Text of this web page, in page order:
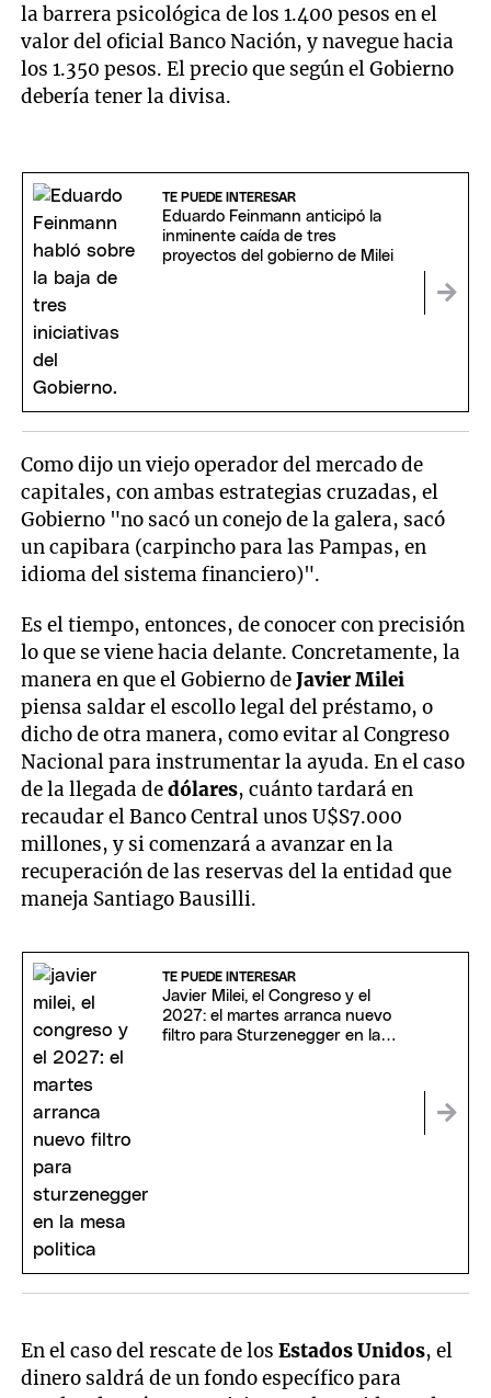
la barrera psicológica de los 1.400 pesos en el
valor del oficial Banco Nación, y navegue hacia
los 1.350 pesos. El precio que según el Gobierno
debería tener la divisa.
TE PUEDE INTERESAR
Eduardo Feinmann anticipó la
inminente caída de tres
proyectos del gobierno de Milei
Como dijo un viejo operador del mercado de
capitales, con ambas estrategias cruzadas, el
Gobierno "no sacó un conejo de la galera, sacó
un capibara (carpincho para las Pampas, en
idioma del sistema financiero)".
Es el tiempo, entonces, de conocer con precisión
lo que se viene hacia delante. Concretamente, la
manera en que el Gobierno deJavier Milei
piensa saldar el escollo legal del préstamo, o
dicho de otra manera, como evitar al Congreso
Nacional para instrumentar la ayuda. En el caso
de la llegada dedólares, cuánto tardará en
recaudar el Banco Central unos U$S7.000
millones, y si comenzará a avanzar en la
recuperación de las reservas del la entidad que
maneja Santiago Bausilli.
TE PUEDE INTERESAR
Javier Milei, el Congreso y el
2027: el martes arranca nuevo
filtro para Sturzenegger en la
En el caso del rescate de losEstados Unidos, el
dinero saldrá de un fondo específico para